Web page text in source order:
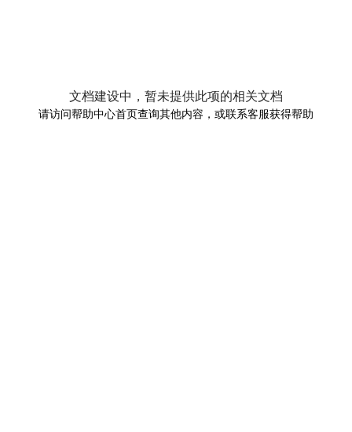
文档建设中，暂未提供此项的相关文档
请访问帮助中心首页查询其他内容，或联系客服获得帮助